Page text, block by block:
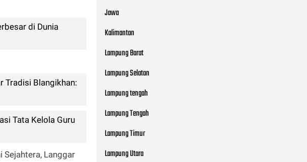
di Dunia
Tradisi Blangikhan:
Tata Kelola Guru
Sejahtera, Langgar
Jawa
Kalimantan
Lampung Barat
Lampung Selatan
Lampung tengah
Lampung Tengah
Lampung Timur
Lampung Utara